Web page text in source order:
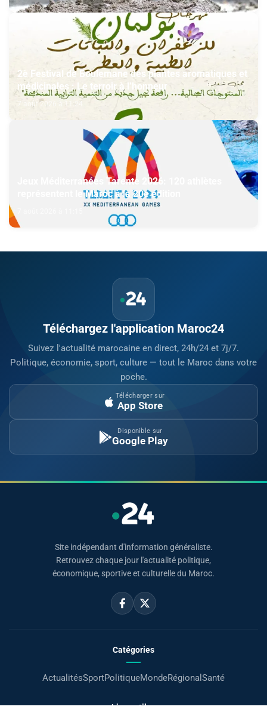
2è Festival de Boulemane des plantes aromatiques et
médicinales : Le terroir à l’honneur
7 août 2026 à 11:24
Jeux Méditerranées Tarente 2026: 120 athlètes
représentent le Maroc à la 20e édition
Téléchargez l'application Maroc24
Suivez l'actualité marocaine en direct, 24h/24 et 7j/7.
Politique, économie, sport, culture — tout le Maroc dans votre
poche.
Télécharger sur
App Store
Disponible sur
Google Play
Site indépendant d'information généraliste.
Retrouvez chaque jour l'actualité politique,
économique, sportive et culturelle du Maroc.
Catégories
ActualitésSportPolitiqueMondeRégional Santé
Liens utiles